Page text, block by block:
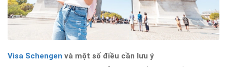
Visa Schengen và một số điều cần lưu ý